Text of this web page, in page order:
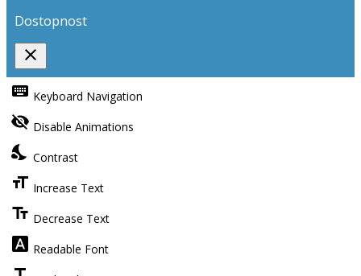
Dostopnost
close
Toggle
visibility
Accessibility
keyboard Keyboard Navigation
visibility_off Disable Animations
nights_stay Contrast
format_size Increase Text
text_fields Decrease Text
font_download Readable Font